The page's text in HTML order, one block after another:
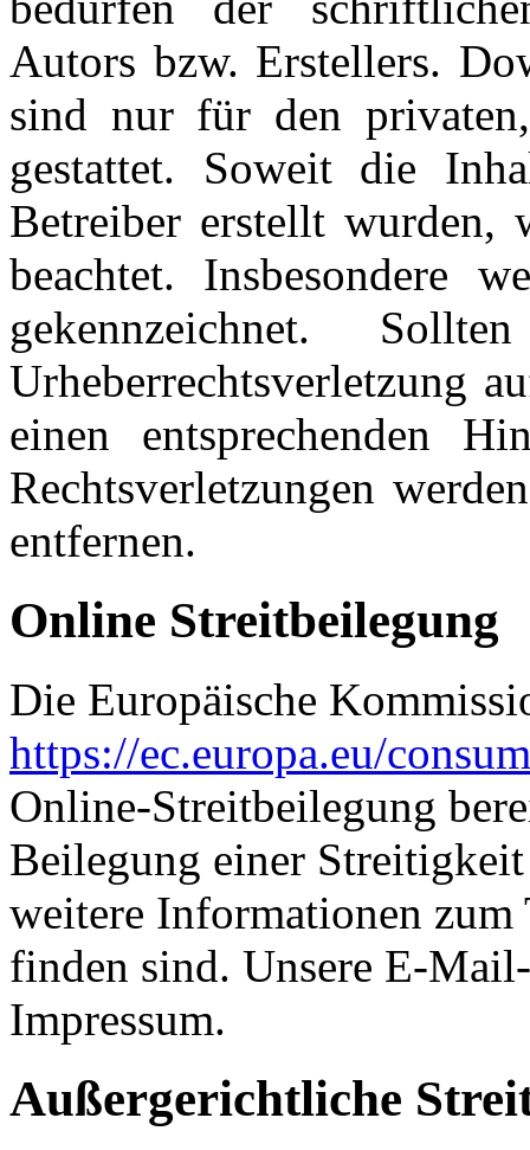
Autors bzw. Erstellers.
sind nur für den
gestattet. Soweit die
Betreiber erstellt wurden,
beachtet. Insbesondere
gekennzeichnet.
Urheberrechtsverletzung
einen entsprechenden
Rechtsverletzungen
entfernen.
Online Streitbeilegung
Die Europäische
https://ec.europa.eu/
Online-Streitbeilegung
Beilegung einer
weitere Informationen
finden sind. Unsere E-
Impressum.
Außergerichtliche